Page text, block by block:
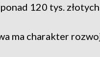
120 tys.
ma charakter